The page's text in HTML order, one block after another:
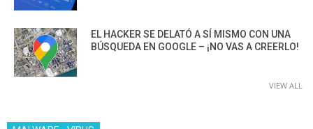
EL HACKER SE DELATÓ A SÍ MISMO CON UNA
BÚSQUEDA EN GOOGLE – ¡NO VAS A CREERLO!
VIEW ALL